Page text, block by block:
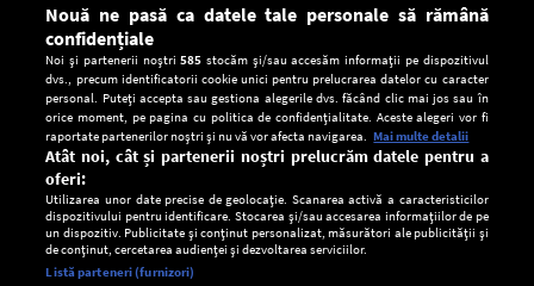
Setări:
Nouă ne pasă ca datele tale personale să rămână
confidențiale
Noi și partenerii noștri585 stocăm și/sau accesăm informații pe dispozitivul
dvs., precum identificatorii cookie unici pentru prelucrarea datelor cu caracter
personal. Puteți accepta sau gestiona alegerile dvs. făcând clic mai jos sau în
orice moment, pe pagina cu politica de confidențialitate. Aceste alegeri vor fi
raportate partenerilor noștri și nu vă vor afecta navigarea. Mai multe detalii
Atât noi, cât și partenerii noștri prelucrăm datele pentru a
oferi:
Utilizarea unor date precise de geolocație. Scanarea activă a caracteristicilor
dispozitivului pentru identificare. Stocarea și/sau accesarea informațiilor de pe
un dispozitiv. Publicitate și conținut personalizat, măsurători ale publicității și
de conținut, cercetarea audienței și dezvoltarea serviciilor.
Listă parteneri (furnizori)